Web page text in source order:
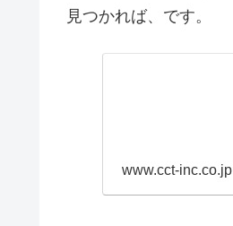
見つかれば、です。
www.cct-inc.co.jp